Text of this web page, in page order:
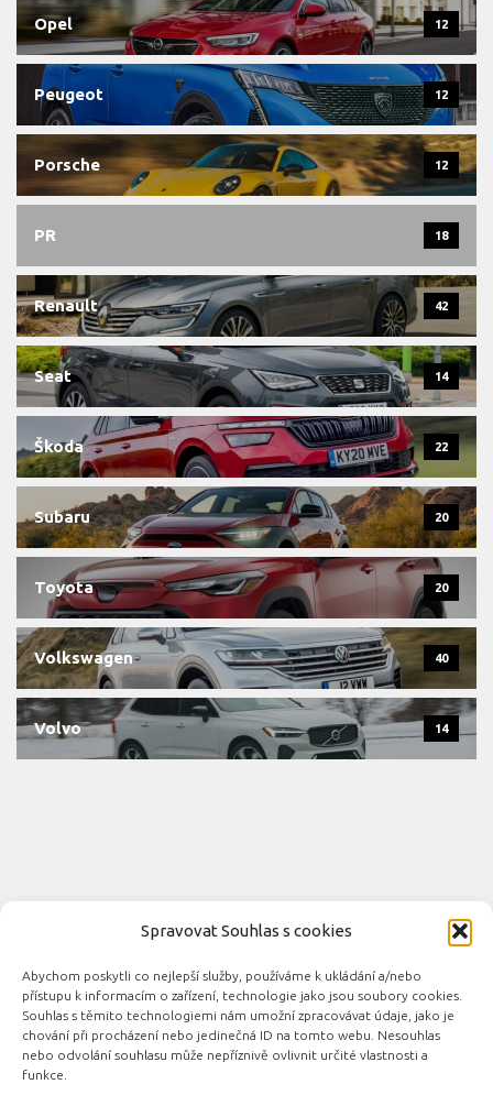
Spravovat Souhlas s cookies
Abychom poskytli co nejlepší služby, používáme k ukládání a/nebo
přístupu k informacím o zařízení, technologie jako jsou soubory cookies.
Souhlas s těmito technologiemi nám umožní zpracovávat údaje, jako je
chování při procházení nebo jedinečná ID na tomto webu. Nesouhlas
nebo odvolání souhlasu může nepříznivě ovlivnit určité vlastnosti a
funkce.
Opel 12
Peugeot 12
Porsche 12
PR 18
Renault 42
Seat 14
Škoda 22
Subaru 20
Toyota 20
Volkswagen 40
Volvo 14
Novinky automobilového průmyslu © 2026. Všechna práva
vyhrazena.
Podporováno - Designed with the Hueman theme